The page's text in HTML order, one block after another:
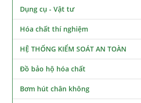
Dụng cụ - Vật tư
Hóa chất thí nghiệm
HỆ THỐNG KIỂM SOÁT AN TOÀN
Đồ bảo hộ hóa chất
Bơm hút chân không